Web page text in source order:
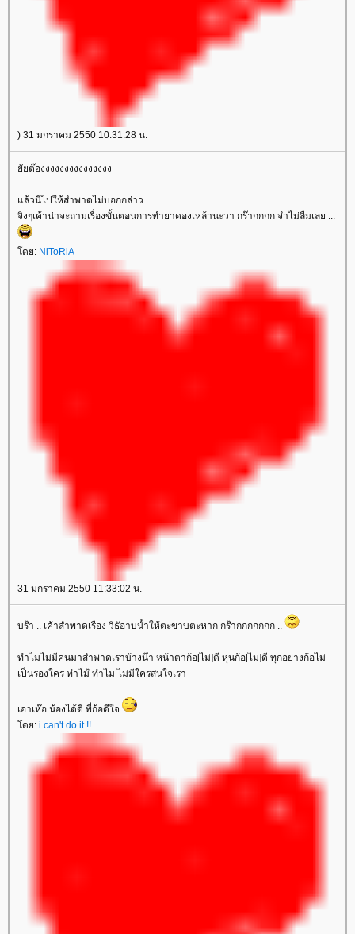
) 31 มกราคม 2550 10:31:28 น.
ัยต๊องงงงงงงงงงงงงงง
ล้วนี่ไปให้สำพาดไม่บอกกล่าว
จิงๆเค้าน่าจะถามเรื่องขั้นตอนการทำยาดองเหล้านะวา กร๊ากกกก จำไม่ลืมเลย ...
ดย: NiToRiA
31 มกราคม 2550 11:33:02 น.
บร๊า .. เค้าสำพาดเรื่อง วิธัอาบน้ำให้ตะขาบตะหาก กร๊ากกกกกกก ..
ทำไมไม่มีคนมาสำพาดเราบ้างน๊า หน้าตาก้อ[ไม่]ดี หุ่นก้อ[ไม่]ดี ทุกอย่างก้อไม่
เป็นรองใคร ทำไม๊ ทำไม ไม่มีใครสนใจเรา
เอาเห๊อ น้องได้ดี พี่ก้อดีใจ
ดย: i can't do it !!